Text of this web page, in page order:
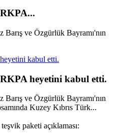
ve Özgürlük Bayramı'nın
kabul etti.
heyetini kabul etti.
ve Özgürlük Bayramı'nın
Kuzey Kıbrıs Türk...